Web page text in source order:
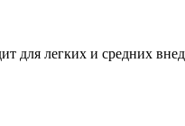
для легких и средних